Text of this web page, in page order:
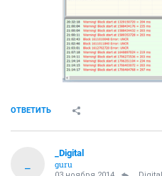
ОТВЕТИТЬ
_Digital
guru